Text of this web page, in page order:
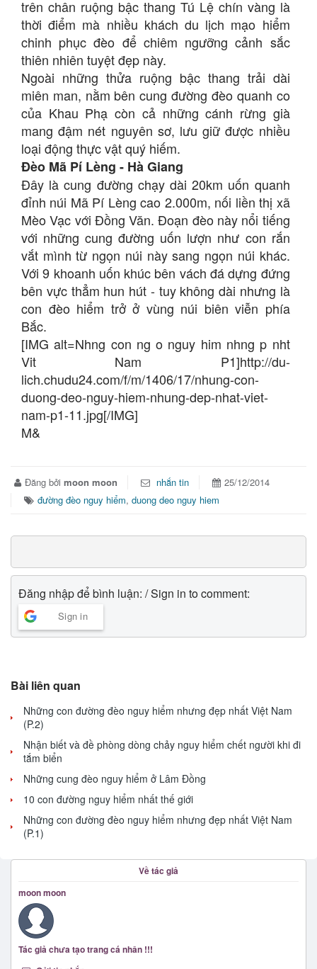
trên chân ruộng bậc thang Tú Lệ chín vàng là
thời điểm mà nhiều khách du lịch mạo hiểm
chinh phục đèo để chiêm ngưỡng cảnh sắc
thiên nhiên tuyệt đẹp này.
Ngoài những thửa ruộng bậc thang trải dài
miên man, nằm bên cung đường đèo quanh co
của Khau Phạ còn cả những cánh rừng già
mang đậm nét nguyên sơ, lưu giữ được nhiều
loại động thực vật quý hiếm.
Đèo Mã Pí Lèng - Hà Giang
Đây là cung đường chạy dài 20km uốn quanh
đỉnh núi Mã Pí Lèng cao 2.000m, nối liền thị xã
Mèo Vạc với Đồng Văn. Đoạn đèo này nổi tiếng
với những cung đường uốn lượn như con rắn
vắt mình từ ngọn núi này sang ngọn núi khác.
Với 9 khoanh uốn khúc bên vách đá dựng đứng
bên vực thẳm hun hút - tuy không dài nhưng là
con đèo hiểm trở ở vùng núi biên viễn phía
Bắc.
[IMG alt=Nhng con ng o nguy him nhng p nht
Vit Nam P1]http://du-
lich.chudu24.com/f/m/1406/17/nhung-con-
duong-deo-nguy-hiem-nhung-dep-nhat-viet-
nam-p1-11.jpg[/IMG]
M&
Đăng bởi moon moon nhắn tin
25/12/2014
đường đèo nguy hiểm, duong deo nguy hiem
Đăng nhập để bình luận: / Sign in to comment:
Sign in
Bài liên quan
Những con đường đèo nguy hiểm nhưng đẹp nhất Việt Nam
(P.2)
Nhận biết và đề phòng dòng chảy nguy hiểm chết người khi đi
tắm biển
Những cung đèo nguy hiểm ở Lâm Đồng
10 con đường nguy hiểm nhất thế giới
Những con đường đèo nguy hiểm nhưng đẹp nhất Việt Nam
(P.1)
Về tác giả
moon moon
Tác giả chưa tạo trang cá nhân !!!